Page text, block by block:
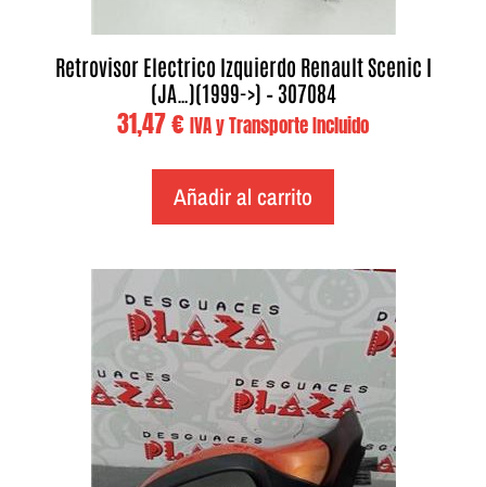
Retrovisor Electrico Izquierdo Renault Scenic I
(JA…)(1999->) – 307084
31,47€ IVA y Transporte Incluido
Añadir al carrito